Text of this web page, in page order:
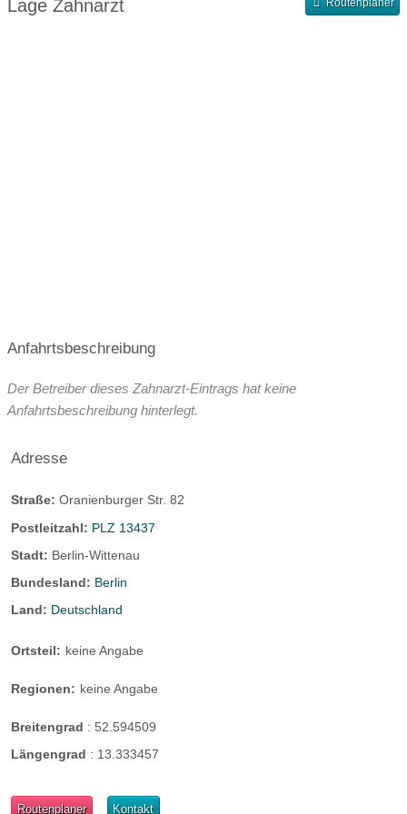
Lage Zahnarzt Routenplaner
Anfahrtsbeschreibung
Der Betreiber dieses Zahnarzt-Eintrags hat keine
Anfahrtsbeschreibung hinterlegt.
Adresse
Straße: Oranienburger Str. 82
Postleitzahl: PLZ 13437
Stadt: Berlin-Wittenau
Bundesland: Berlin
Land: Deutschland
Ortsteil: keine Angabe
Regionen: keine Angabe
Breitengrad : 52.594509
Längengrad : 13.333457
Routenplaner Kontakt